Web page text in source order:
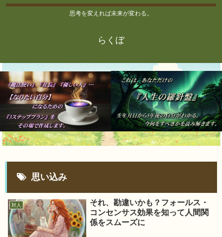
思考を変えれば未来が変わる。
らくぼ
思い込み
対人
それ、勘違いかも？フォールス・
コンセンサス効果を知って人間関
係をスムーズに